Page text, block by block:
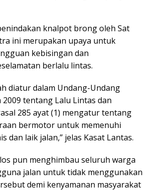
knalpot brong oleh Sat
ini merupakan upaya untuk
kebisingan dan
berlalu lintas.
diatur dalam Undang-Undang
tentang Lalu Lintas dan
285 ayat (1) mengatur tentang
bermotor untuk memenuhi
dan laik jalan,” jelas Kasat Lantas.
pun menghimbau seluruh warga
jalan untuk tidak menggunakan
demi kenyamanan masyarakat